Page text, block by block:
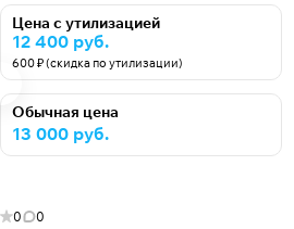
Цена с утилизацией
12 400 руб.
600 ₽ (скидка по утилизации)
Обычная цена
13 000 руб.
0 0